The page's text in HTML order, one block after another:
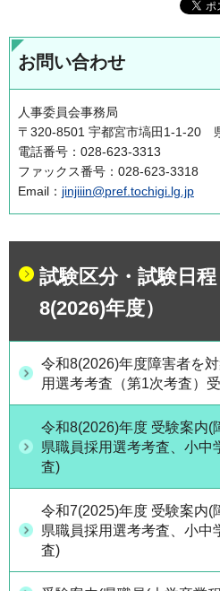
お問い合わせ
人事委員会事務局
〒320-8501 宇都宮市塙田1-1-20
電話番号：028-623-3313
ファックス番号：028-623-3318
Email： jinjiiin@pref.tochigi.lg.jp
試験区分・試験日
8(2026)年度）
令和8(2026)年度障害者を
用選考考査（第1次考査）
令和8(2026)年度 受験案内(
県職員採用選考考査、小中
査)
令和7(2025)年度 受験案内(
県職員採用選考考査、小中
査)